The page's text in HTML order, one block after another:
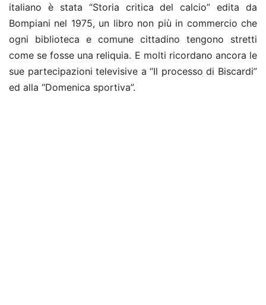
italiano è stata “Storia critica del calcio” edita da
Bompiani nel 1975, un libro non più in commercio che
ogni biblioteca e comune cittadino tengono stretti
come se fosse una reliquia. E molti ricordano ancora le
sue partecipazioni televisive a “Il processo di Biscardi”
ed alla “Domenica sportiva”.